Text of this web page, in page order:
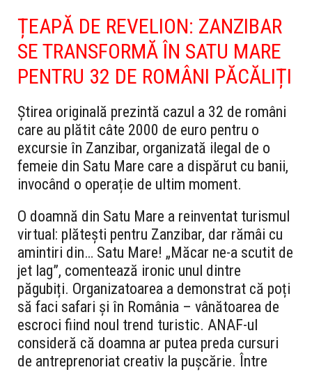
ȚEAPĂ DE REVELION: ZANZIBAR
SE TRANSFORMĂ ÎN SATU MARE
PENTRU 32 DE ROMÂNI PĂCĂLIȚI
Știrea originală prezintă cazul a 32 de români
care au plătit câte 2000 de euro pentru o
excursie în Zanzibar, organizată ilegal de o
femeie din Satu Mare care a dispărut cu banii,
invocând o operație de ultim moment.
O doamnă din Satu Mare a reinventat turismul
virtual: plătești pentru Zanzibar, dar rămâi cu
amintiri din… Satu Mare! „Măcar ne-a scutit de
jet lag”, comentează ironic unul dintre
păgubiți. Organizatoarea a demonstrat că poți
să faci safari și în România – vânătoarea de
escroci fiind noul trend turistic. ANAF-ul
consideră că doamna ar putea preda cursuri
de antreprenoriat creativ la pușcărie. Între